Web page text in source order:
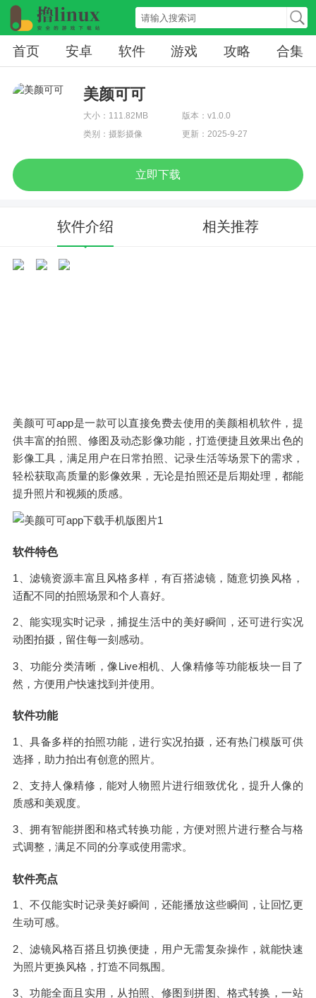
首页 安卓 软件 游戏 攻略 合集
美颜可可
大小：111.82MB
版本：v1.0.0
类别：摄影摄像
更新：2025-9-27
立即下载
软件介绍 相关推荐
美颜可可app是一款可以直接免费去使用的美颜相机软件 ，提
供丰富的拍照、修图及动态影像功能，打造便捷且效果出色的
影像工具，满足用户在日常拍照、记录生活等场景下的需求，
轻松获取高质量的影像效果，无论是拍照还是后期处理，都能
提升照片和视频的质感。
软件特色
1、滤镜资源丰富且风格多样，有百搭滤镜，随意切换风格，
适配不同的拍照场景和个人喜好。
2、能实现实时记录，捕捉生活中的美好瞬间，还可进行实况
动图拍摄，留住每一刻感动。
3、功能分类清晰，像Live相机、人像精修等功能板块一目了
然，方便用户快速找到并使用。
软件功能
1、具备多样的拍照功能，进行实况拍摄，还有热门模版可供
选择，助力拍出有创意的照片。
2、支持人像精修，能对人物照片进行细致优化，提升人像的
质感和美观度。
3、拥有智能拼图和格式转换功能，方便对照片进行整合与格
式调整，满足不同的分享或使用需求。
软件亮点
1、不仅能实时记录美好瞬间，还能播放这些瞬间，让回忆更
生动可感。
2、滤镜风格百搭且切换便捷，用户无需复杂操作，就能快速
为照片更换风格，打造不同氛围。
3、功能全面且实用，从拍照、修图到拼图、格式转换，一站